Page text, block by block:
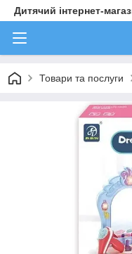
Дитячий інтернет-
Товари та послуги